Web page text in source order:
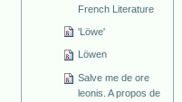
French Literature
'Löwe'
Löwen
Salve me de ore
leonis. A propos de